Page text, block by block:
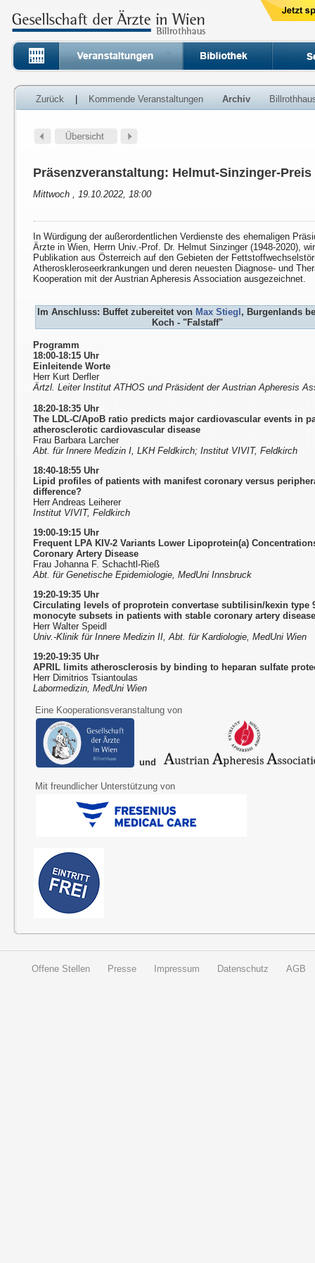
Zurück Kommende Veranstaltungen Archiv
Präsenzveranstaltung: Helmut-Sinzinger-Preis
Mittwoch , 19.10.2022, 18:00
In Würdigung der außerordentlichen Verdienste des ehemaligen
Ärzte in Wien, Herrn Univ.-Prof. Dr. Helmut Sinzinger (1948-2020),
Publikation aus Österreich auf den Gebieten der
Atheroskleroseerkrankungen und deren neuesten Diagnose- und
Kooperation mit der Austrian Apheresis Association ausgezeichnet.
Im Anschluss: Buffet zubereitet von Max Stiegl , Burgenlands
Koch - "Falstaff"
Programm
18:00-18:15 Uhr
Einleitende Worte
Herr Kurt Derfler
Ärtzl. Leiter Institut ATHOS und Präsident der Austrian Apheresis
18:20-18:35 Uhr
The LDL-C/ApoB ratio predicts major cardiovascular events in
atherosclerotic cardiovascular disease
Frau Barbara Larcher
Abt. für Innere Medizin I, LKH Feldkirch; Institut VIVIT, Feldkirch
18:40-18:55 Uhr
Lipid profiles of patients with manifest coronary versus
difference?
Herr Andreas Leiherer
Institut VIVIT, Feldkirch
19:00-19:15 Uhr
Frequent LPA KIV-2 Variants Lower Lipoprotein(a)
Coronary Artery Disease
Frau Johanna F. Schachtl-Rieß
Abt. für Genetische Epidemiologie, MedUni Innsbruck
19:20-19:35 Uhr
Circulating levels of proprotein convertase subtilisin/kexin type
monocyte subsets in patients with stable coronary artery
Herr Walter Speidl
Univ.-Klinik für Innere Medizin II, Abt. für Kardiologie, MedUni Wien
19:20-19:35 Uhr
APRIL limits atherosclerosis by binding to heparan sulfate
Herr Dimitrios Tsiantoulas
Labormedizin, MedUni Wien
Eine Kooperationsveranstaltung von
und
Mit freundlicher Unterstützung von
Offene Stellen Presse Impressum Datenschutz AGB